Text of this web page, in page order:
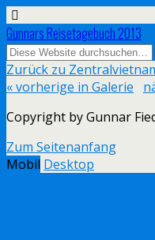
Gunnars Reisetagebuch 2013
Zurück zu
« vorherige in Galerie
Copyright by Gunnar
Zum Seitenanfang
Mobil Desktop